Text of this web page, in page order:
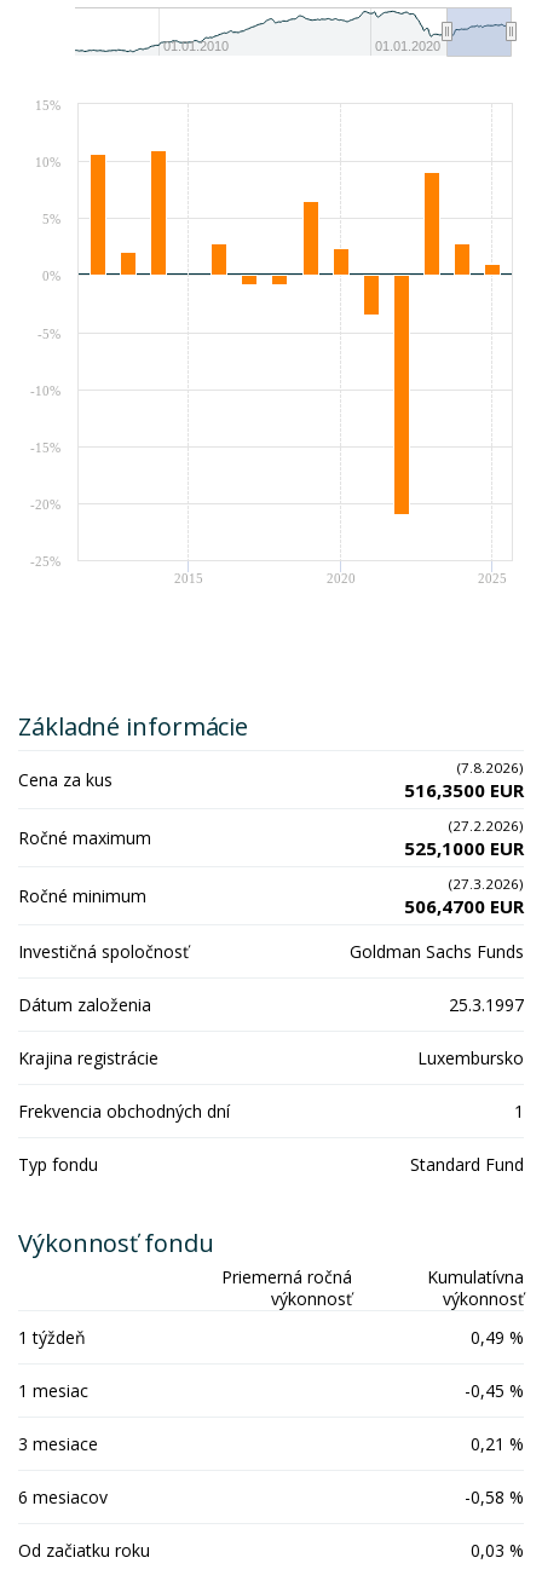
01.01.2010 01.01.2020
2020
2015 2025
-25%
-20%
-15%
-10%
-5%
0%
5%
10%
15%
Základné informácie
Cena za kus (7.8.2026)
516,3500 EUR
Ročné maximum (27.2.2026)
525,1000 EUR
Ročné minimum (27.3.2026)
506,4700 EUR
Investičná spoločnosť Goldman Sachs Funds
Dátum založenia 25.3.1997
Krajina registrácie Luxembursko
Frekvencia obchodných dní 1
Typ fondu Standard Fund
Výkonnosť fondu
Priemerná ročná
výkonnosť
Kumulatívna
výkonnosť
1 týždeň
0,49 %
1 mesiac -0,45 %
3 mesiace 0,21 %
6 mesiacov -0,58 %
Od začiatku roku 0,03 %